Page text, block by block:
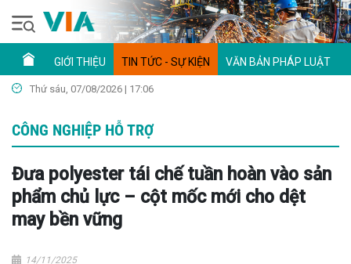
GIỚI THIỆU TIN TỨC - SỰ KIỆN VĂN BẢN PHÁP LUẬT
Thứ sáu, 07/08/2026 | 17:06
CÔNG NGHIỆP HỖ TRỢ
Đưa polyester tái chế tuần hoàn vào sản
phẩm chủ lực – cột mốc mới cho dệt
may bền vững
14/11/2025